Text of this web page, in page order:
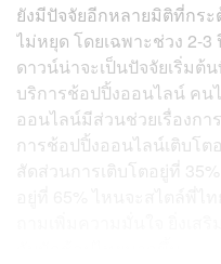
ยังมีปัจจัยอีกหลายมิติที่กระ
ไม่หยุด โดยเฉพาะช่วง 2-
ดาวน์น่าจะเป็นปัจจัยเริ่ม
บริการช้อปปิ้งออนไลน์ คน
ออนไลน์มีส่วนช่วยเรื่องกา
การช้อปปิ้งออนไลน์เติบโต
สัดส่วนการเติบโตอยู่ที่